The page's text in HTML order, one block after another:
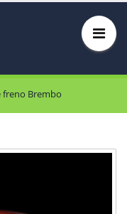
freno Brembo